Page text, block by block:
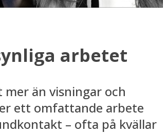
arbetet
än visningar och
ett omfattande arbete
– ofta på kvällar